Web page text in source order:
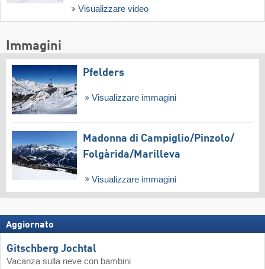
Visualizzare video
Immagini
Pfelders
Visualizzare immagini
Madonna di Campiglio/​Pinzolo/​
Folgàrida/​Marilleva
Visualizzare immagini
Aggiornato
Gitschberg Jochtal
Vacanza sulla neve con bambini